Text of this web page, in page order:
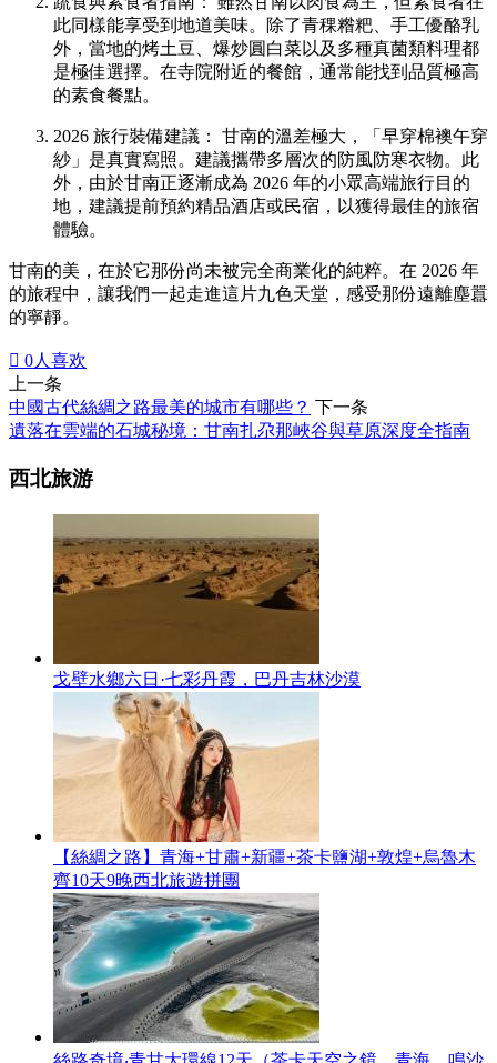
此同樣能享受到地道美味。除了青稞糌粑、手工優酪乳
外，當地的烤土豆、爆炒圓白菜以及多種真菌類料理都
是極佳選擇。在寺院附近的餐館，通常能找到品質極高
的素食餐點。
2026 旅行裝備建議： 甘南的溫差極大，「早穿棉襖午穿
紗」是真實寫照。建議攜帶多層次的防風防寒衣物。此
外，由於甘南正逐漸成為 2026 年的小眾高端旅行目的
地，建議提前預約精品酒店或民宿，以獲得最佳的旅宿
體驗。
甘南的美，在於它那份尚未被完全商業化的純粹。在 2026 年
的旅程中，讓我們一起走進這片九色天堂，感受那份遠離塵囂
的寧靜。
 0人喜欢
上一条
中國古代絲綢之路最美的城市有哪些？ 下一条
遺落在雲端的石城秘境：甘南扎尕那峽谷與草原深度全指南
西北旅游
戈壁水鄉六日·七彩丹霞，巴丹吉林沙漠
【絲綢之路】青海+甘肅+新疆+茶卡鹽湖+敦煌+烏魯木
齊10天9晚西北旅遊拼團